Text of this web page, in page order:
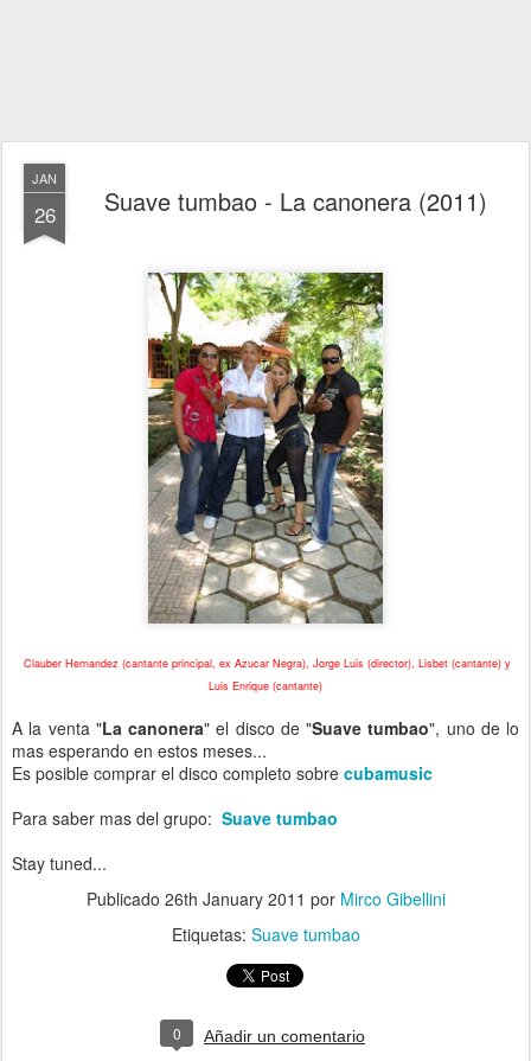
JAN
26 Suave tumbao - La canonera (2011)
Clauber Hernandez (cantante principal, ex Azucar Negra), Jorge Luis (director), Lisbet (cantante) y
Luis Enrique (cantante)
A la venta "La canonera" el disco de "Suave tumbao", uno de lo
mas esperando en estos meses...
Es posible comprar el disco completo sobre cubamusic
Para saber mas del grupo: Suave tumbao
Stay tuned...
Publicado 26th January 2011 por Mirco Gibellini
Etiquetas: Suave tumbao
0 Añadir un comentario